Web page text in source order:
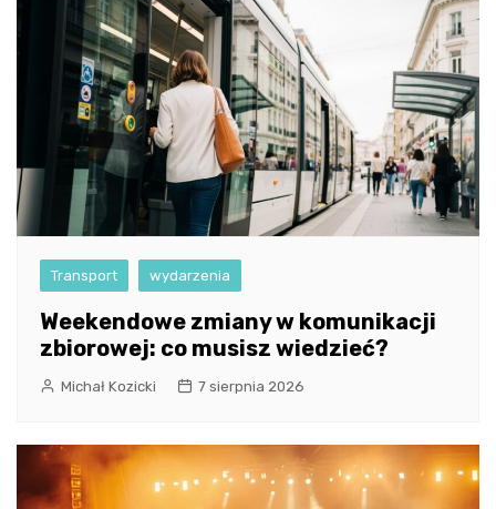
Transport wydarzenia
Weekendowe zmiany w komunikacji
zbiorowej: co musisz wiedzieć?
Michał Kozicki 7 sierpnia 2026